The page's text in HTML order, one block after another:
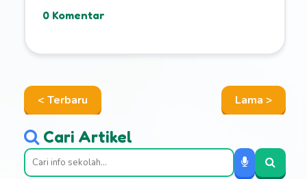
0 Komentar
< Terbaru Lama >
Cari Artikel